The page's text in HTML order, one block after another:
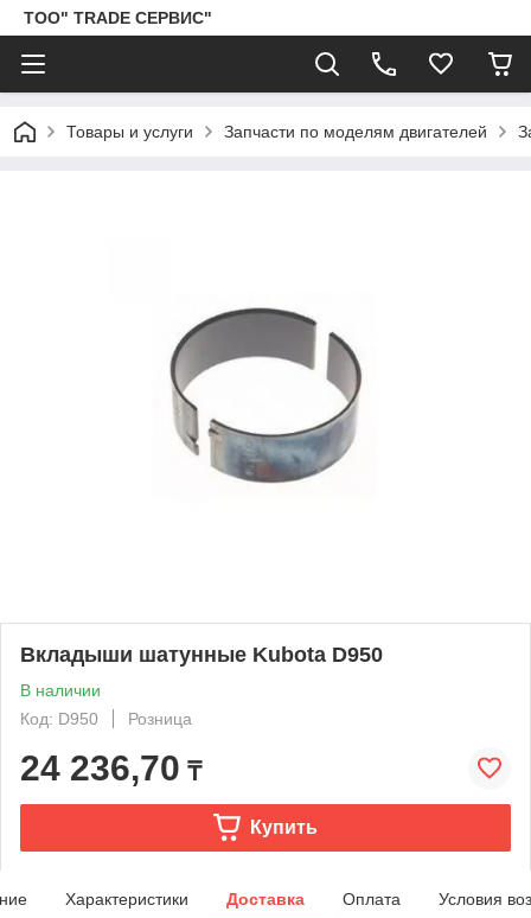
ТОО" TRADE СЕРВИС"
Товары и услуги Запчасти по моделям двигателей
Вкладыши шатунные Kubota D950
В наличии
Код: D950
Розница
24 236,70 ₸
Купить
Характеристики Доставка Оплата Условия